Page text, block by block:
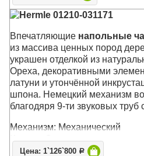
Корпус: Орех
Звуковой сигнал:Вестминстер
Hermle 01210-031171
Впечатляющие напольные
из массива ценных пород
украшен отделкой из
Ореха, декоративными
латуни и утончённой
шпона. Немецкий механизм
благодяря 9-ти звуковых труб
Механизм: Механический
Корпус: Орех
Звуковой сигнал: Вестминстер
Цена: 1`126`800 Р